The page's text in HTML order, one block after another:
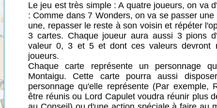
Le jeu est très simple : A quatre joueurs, on va
: Comme dans 7 Wonders, on va se passer
une, repasser le reste à son voisin et répéter
3 cartes. Chaque joueur aura aussi 3 pions
valeur 0, 3 et 5 et dont ces valeurs devront
joueurs.
Chaque carte représente un personnage
Montaigu. Cette carte pourra aussi
personnage qu'elle représente (Par exemple,
être réunis ou Lord Capulet voudra réunir plus